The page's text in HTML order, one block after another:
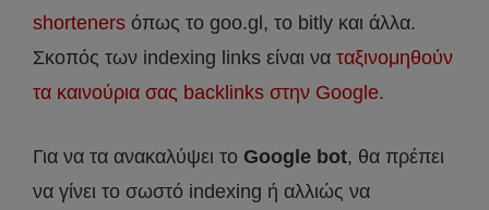
shorteners όπως το goo.gl, το bitly και άλλα.
Σκοπός των indexing links είναι να ταξινομηθούν
τα καινούρια σας backlinks στην Google.
Για να τα ανακαλύψει το Google bot, θα πρέπει
να γίνει το σωστό indexing ή αλλιώς να